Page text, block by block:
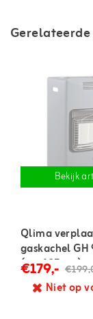
Bekijk
Qlima
gaskachel GH
(tot 195 m³)
€179,-
Niet op